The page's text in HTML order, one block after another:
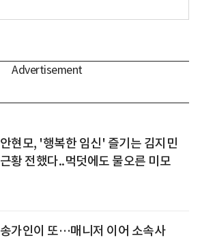
안현모, '행복한 임신' 즐기는 김지민
근황 전했다..먹덧에도 물오른 미모
송가인이 또…매니저 이어 소속사